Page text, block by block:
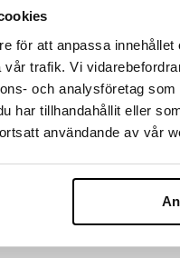
för att anpassa
trafik. Vi
och analysföretag
har tillhandahållit eller
användande av vår